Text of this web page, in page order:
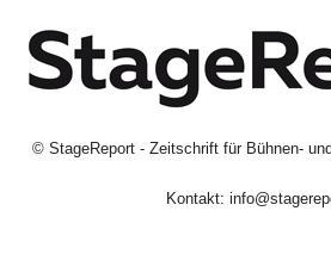
© StageReport - Zeitschrift für Bühnen-
Kontakt: